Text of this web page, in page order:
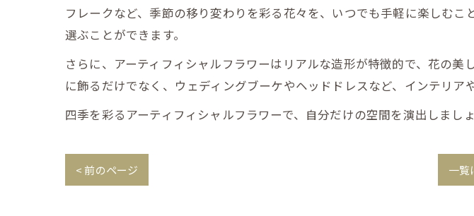
フレークなど、季節の移り変わりを彩る花々を、いつでも手軽に楽しむ
選ぶことができます。
さらに、アーティフィシャルフラワーはリアルな造形が特徴的で、花の
に飾るだけでなく、ウェディングブーケやヘッドドレスなど、インテリア
四季を彩るアーティフィシャルフラワーで、自分だけの空間を演出しましょ
< 前のページ 一覧